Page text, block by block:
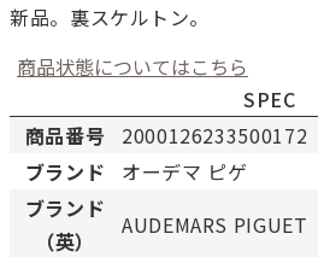
新品。裏スケルトン。
商品状態についてはこちら
未使用 展
SPEC
商品番号
2000126233500172
ブランド
オーデマ ピゲ
ブランド
（英）
AUDEMARS PIGUET